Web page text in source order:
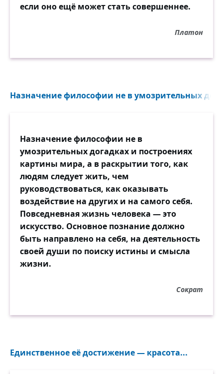
если оно ещё может стать совершеннее.
Платон
Назначение философии не в умозрительных
Назначение философии не в
умозрительных догадках и построениях
картины мира, а в раскрытии того, как
людям следует жить, чем
руководствоваться, как оказывать
воздействие на других и на самого себя.
Повседневная жизнь человека — это
искусство. Основное познание должно
быть направлено на себя, на деятельность
своей души по поиску истины и смысла
жизни.
Сократ
Единственное её достижение — красота...